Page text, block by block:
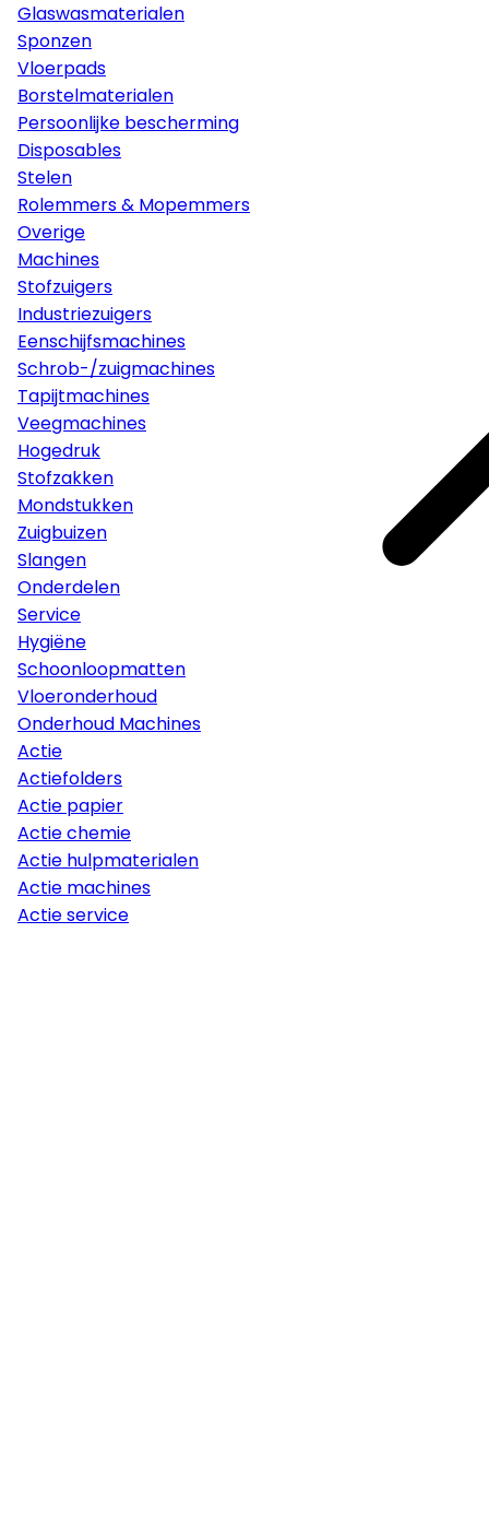
Glaswasmaterialen
Sponzen
Vloerpads
Borstelmaterialen
Persoonlijke bescherming
Disposables
Stelen
Rolemmers & Mopemmers
Overige
Machines
Stofzuigers
Industriezuigers
Eenschijfsmachines
Schrob-/zuigmachines
Tapijtmachines
Veegmachines
Hogedruk
Stofzakken
Mondstukken
Zuigbuizen
Slangen
Onderdelen
Service
Hygiëne
Schoonloopmatten
Vloeronderhoud
Onderhoud Machines
Actie
Actiefolders
Actie papier
Actie chemie
Actie hulpmaterialen
Actie machines
Actie service